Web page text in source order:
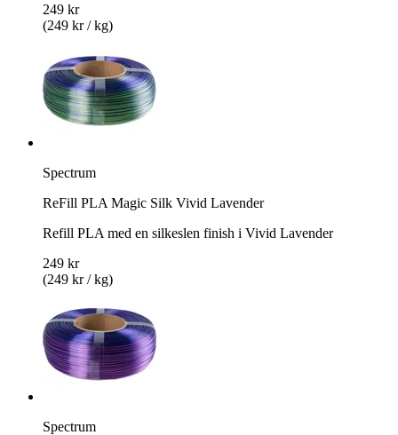
249 kr
(249 kr / kg)
Spectrum
ReFill PLA Magic Silk Vivid Lavender
Refill PLA med en silkeslen finish i Vivid Lavender
249 kr
(249 kr / kg)
Spectrum